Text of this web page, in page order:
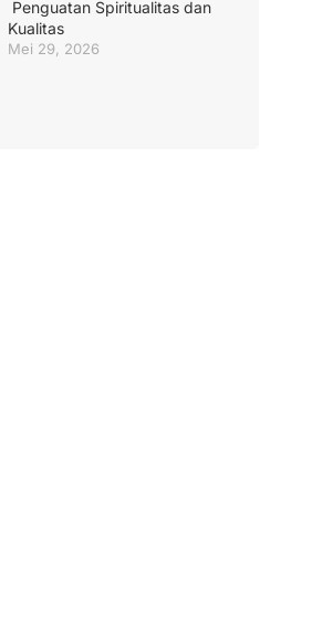
Penguatan Spiritualitas dan
Kualitas
Mei 29, 2026